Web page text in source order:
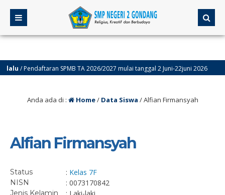
/ Pendaftaran SPMB TA 2026/2027 mulai tanggal 2 Juni-22juni 2026
Anda ada di : Home/ Data Siswa /Alfian Firmansyah
Alfian Firmansyah
Status : Kelas 7F
NISN : 0073170842
Jenis Kelamin